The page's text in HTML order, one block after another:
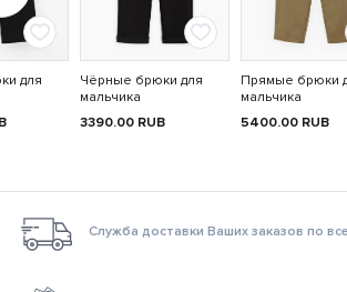
для
Чёрные брюки для
мальчика
3390.00 RUB
Прямые брюки
мальчика
5400.00 RUB
Служба доставки Ваших заказов по